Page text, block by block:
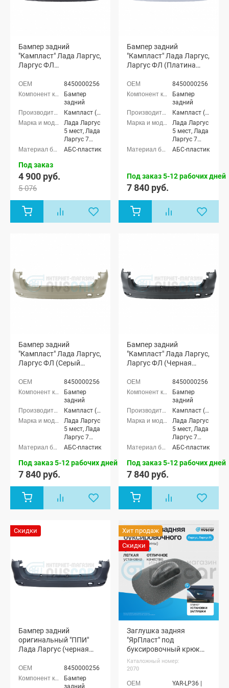
Бампер задний
"Кампласт" Лада Ларгус,
Ларгус ФЛ
8450000256
Бампер
задний
Кампласт (г. Набережные Челны)
Лада Ларгус
5 мест, Лада
Ларгус 7
мест, Лада
АБС-пластик
Под заказ
4 900 руб.
5 076
Бампер задний
"Кампласт" Лада Ларгус,
Ларгус ФЛ (Платина
8450000256
Бампер
задний
Кампласт (г. Набережные Челны)
Лада Ларгус
5 мест, Лада
Ларгус 7
мест, Лада
Ларгус FL 7
мест
АБС-пластик
Под заказ 5-12 рабочих дней
7 840 руб.
Бампер задний
"Кампласт" Лада Ларгус,
Ларгус ФЛ (Серый
8450000256
Бампер
задний
Кампласт (г. Набережные Челны)
Лада Ларгус
5 мест, Лада
Ларгус 7
мест, Лада
мест, Лада
АБС-пластик
Под заказ 5-12 рабочих дней
7 840 руб.
Бампер задний
"Кампласт" Лада Ларгус,
Ларгус ФЛ (Черная
8450000256
Бампер
задний
Кампласт (г. Набережные Челны)
Лада Ларгус
5 мест, Лада
Ларгус 7
мест, Лада
мест, Лада
АБС-пластик
Под заказ 5-12 рабочих дней
7 840 руб.
Скидки
Бампер задний
оригинальный "ППИ"
Лада Ларгус (черная
8450000256
Бампер
Хит продаж
Скидки
Заглушка задняя
"ЯрПласт" под
буксировочный крюк
Лада Ларгус (черная
шагрень) (pg2070)
Каталожный номер:
2070
YAR-LP36 |